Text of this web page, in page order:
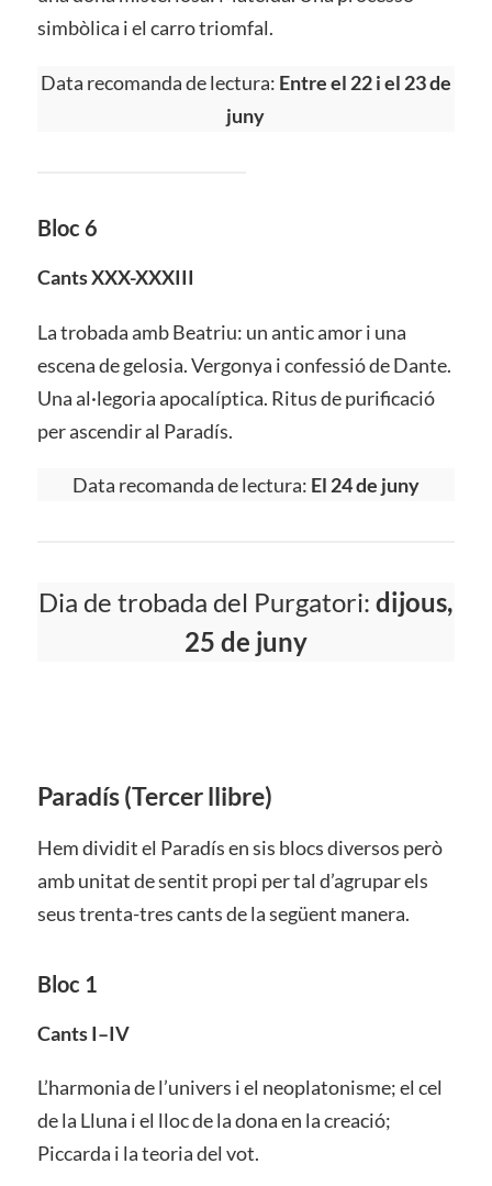
simbòlica i el carro triomfal.
Data recomanda de lectura: Entre el 22 i el 23 de
juny
Bloc 6
Cants XXX-XXXIII
La trobada amb Beatriu: un antic amor i una
escena de gelosia. Vergonya i confessió de Dante.
Una al·legoria apocalíptica. Ritus de purificació
per ascendir al Paradís.
Data recomanda de lectura: El 24 de juny
Dia de trobada del Purgatori:dijous,
25 de juny
Paradís(Tercer llibre)
Hem dividit el Paradís en sis blocs diversos però
amb unitat de sentit propi per tal d’agrupar els
seus trenta-tres cants de la següent manera.
Bloc 1
Cants I–IV
L’harmonia de l’univers i el neoplatonisme; el cel
de la Lluna i el lloc de la dona en la creació;
Piccarda i la teoria del vot.